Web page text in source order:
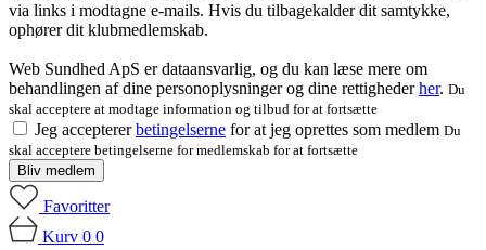
via links i modtagne e-mails. Hvis du tilbagekalder dit samtykke,
ophører dit klubmedlemskab.
Web Sundhed ApS er dataansvarlig, og du kan læse mere om
behandlingen af dine personoplysninger og dine rettighederher. Du
skal acceptere at modtage information og tilbud for at fortsætte
Jeg acceptererbetingelserne for at jeg oprettes som medlem Du
skal acceptere betingelserne for medlemskab for at fortsætte
Bliv medlem
Favoritter
Kurv 0 0